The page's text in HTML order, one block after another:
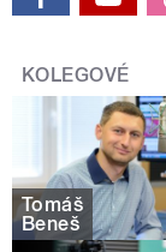
KOLEGOVÉ
Tomáš
Beneš